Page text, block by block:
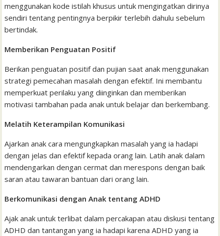
menggunakan kode istilah khusus untuk mengingatkan dirinya
sendiri tentang pentingnya berpikir terlebih dahulu sebelum
bertindak.
Memberikan Penguatan Positif
Berikan penguatan positif dan pujian saat anak menggunakan
strategi pemecahan masalah dengan efektif. Ini membantu
memperkuat perilaku yang diinginkan dan memberikan
motivasi tambahan pada anak untuk belajar dan berkembang.
Melatih Keterampilan Komunikasi
Ajarkan anak cara mengungkapkan masalah yang ia hadapi
dengan jelas dan efektif kepada orang lain. Latih anak dalam
mendengarkan dengan cermat dan merespons dengan baik
saran atau tawaran bantuan dari orang lain.
Berkomunikasi dengan Anak tentang ADHD
Ajak anak untuk terlibat dalam percakapan atau diskusi tentang
ADHD dan tantangan yang ia hadapi karena ADHD yang ia